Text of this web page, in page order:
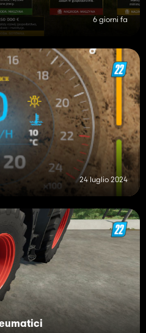
6 giorni fa
24 luglio 2024